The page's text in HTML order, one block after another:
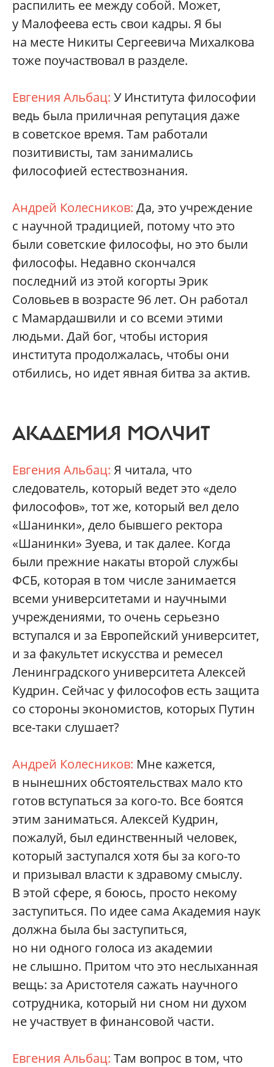
распилить ее между собой. Может,
у Малофеева есть свои кадры. Я бы
на месте Никиты Сергеевича Михалкова
тоже поучаствовал в разделе.
Евгения Альбац: У Института философии
ведь была приличная репутация даже
в советское время. Там работали
позитивисты, там занимались
философией естествознания.
Андрей Колесников: Да, это учреждение
с научной традицией, потому что это
были советские философы, но это были
философы. Недавно скончался
последний из этой когорты Эрик
Соловьев в возрасте 96 лет. Он работал
с Мамардашвили и со всеми этими
людьми. Дай бог, чтобы история
института продолжалась, чтобы они
отбились, но идет явная битва за актив.
АКАДЕМИЯ МОЛЧИТ
Евгения Альбац: Я читала, что
следователь, который ведет это «дело
философов», тот же, который вел дело
«Шанинки», дело бывшего ректора
«Шанинки» Зуева, и так далее. Когда
были прежние накаты второй службы
ФСБ, которая в том числе занимается
всеми университетами и научными
учреждениями, то очень серьезно
вступался и за Европейский университет,
и за факультет искусства и ремесел
Ленинградского университета Алексей
Кудрин. Сейчас у философов есть защита
со стороны экономистов, которых Путин
все-таки слушает?
Андрей Колесников: Мне кажется,
в нынешних обстоятельствах мало кто
готов вступаться за кого-то. Все боятся
этим заниматься. Алексей Кудрин,
пожалуй, был единственный человек,
который заступался хотя бы за кого-то
и призывал власти к здравому смыслу.
В этой сфере, я боюсь, просто некому
заступиться. По идее сама Академия наук
должна была бы заступиться,
но ни одного голоса из академии
не слышно. Притом что это неслыханная
вещь: за Аристотеля сажать научного
сотрудника, который ни сном ни духом
не участвует в финансовой части.
Евгения Альбац: Там вопрос в том, что